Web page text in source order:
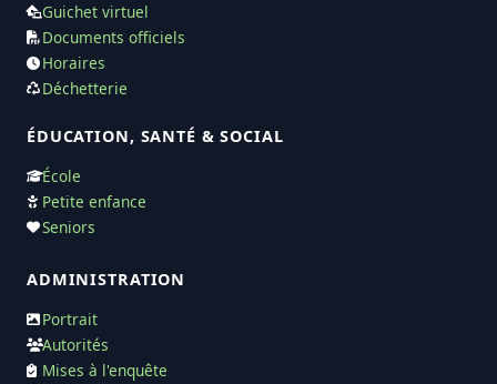
Guichet virtuel
Documents officiels
Horaires
Déchetterie
ÉDUCATION, SANTÉ & SOCIAL
École
Petite enfance
Seniors
ADMINISTRATION
Portrait
Autorités
Mises à l'enquête